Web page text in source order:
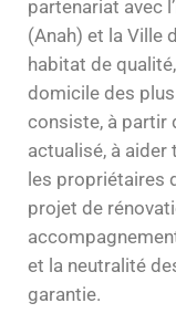
partenariat avec
(Anah) et la Ville
habitat de
domicile des
consiste, à partir
actualisé, à
les propriétaires
projet de
et la neutralité
garantie.